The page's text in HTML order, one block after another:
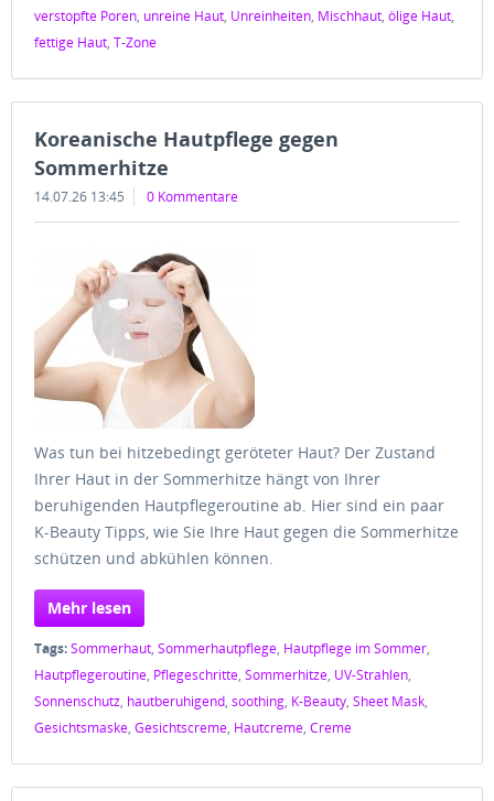
verstopfte Poren, unreine Haut, Unreinheiten, Mischhaut, ölige Haut,
fettige Haut, T-Zone
Koreanische Hautpflege gegen
Sommerhitze
14.07.26 13:45 0 Kommentare
Was tun bei hitzebedingt geröteter Haut? Der Zustand
Ihrer Haut in der Sommerhitze hängt von Ihrer
beruhigenden Hautpflegeroutine ab. Hier sind ein paar
K-Beauty Tipps, wie Sie Ihre Haut gegen die Sommerhitze
schützen und abkühlen können.
Mehr lesen
Tags:Sommerhaut, Sommerhautpflege, Hautpflege im Sommer,
Hautpflegeroutine, Pflegeschritte, Sommerhitze, UV-Strahlen,
Sonnenschutz, hautberuhigend, soothing, K-Beauty, Sheet Mask,
Gesichtsmaske, Gesichtscreme, Hautcreme, Creme